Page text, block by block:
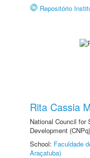
Repositório
Rita Cassia
National Council for
Development
School: Faculdade
Araçatuba)